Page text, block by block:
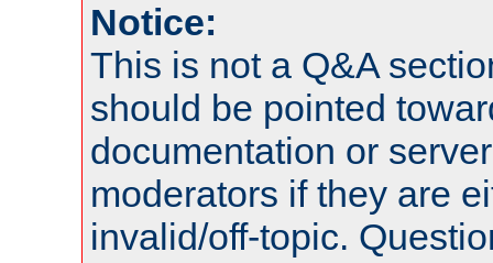
Notice:
This is not a Q&A
should be pointed
documentation or
moderators if they are
invalid/off-topic.